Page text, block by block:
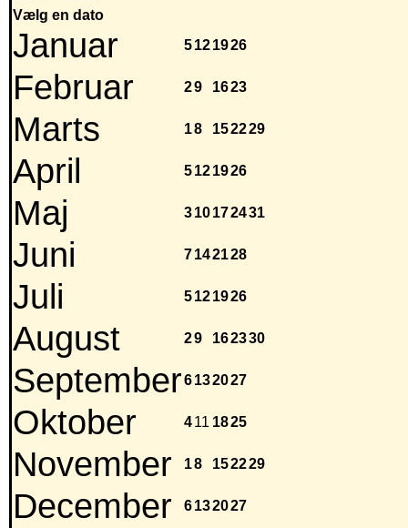
Vælg en dato
Januar 5121926
Februar 29 1623
Marts 18 152229
April 5121926
Maj 310172431
Juni 7142128
Juli 5121926
August 29 162330
September6132027
Oktober 411 1825
November 18 152229
December 6132027